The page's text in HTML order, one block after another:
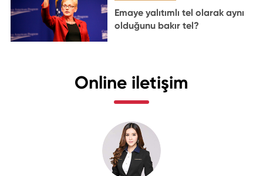
Emaye yalıtımlı tel olarak aynı
olduğunu bakır tel?
Online iletişim